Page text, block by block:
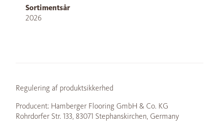
Sortimentsår
2026
Regulering af produktsikkerhed
Producent: Hamberger Flooring GmbH & Co. KG
Rohrdorfer Str. 133, 83071 Stephanskirchen, Germany